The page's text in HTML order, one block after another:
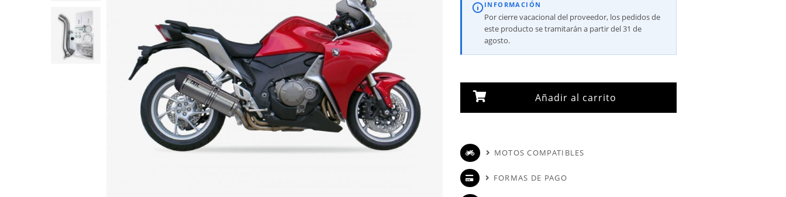
INFORMACIÓN
Por cierre vacacional del proveedor, los pedidos de
este producto se tramitarán a partir del 31 de
agosto.
Añadir al carrito
MOTOS COMPATIBLES
FORMAS DE PAGO